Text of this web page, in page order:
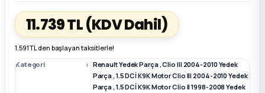
Megane E-TECH Yedek Parça
Parça 11.739 TL(KDV Dahil)
1.591 TL den başlayan taksitlerle!
Kategori
Renault Yedek Parça,Clio III 2004-2010 Yedek
Parça,1.5 DCİ K9K Motor Clio III 2004-2010 Yedek
Parça,1.5 DCİ K9K Motor Clio II 1998-2008 Yedek